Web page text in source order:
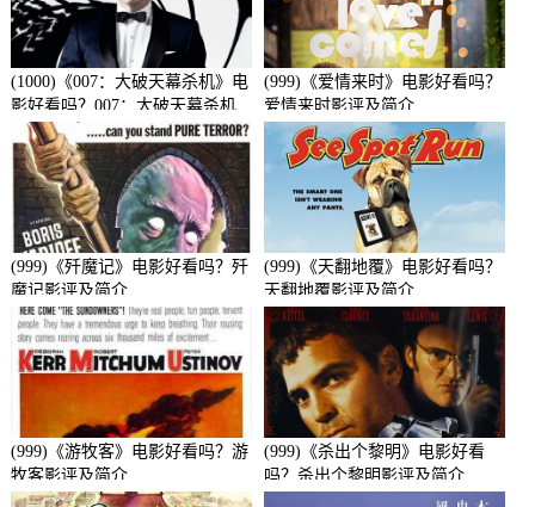
(1000)《007：大破天幕杀机》电
影好看吗？007：大破天幕杀机
影评及简介
(999)《爱情来时》电影好看吗？
爱情来时影评及简介
(999)《歼魔记》电影好看吗？歼
魔记影评及简介
(999)《天翻地覆》电影好看吗？
天翻地覆影评及简介
(999)《游牧客》电影好看吗？游
牧客影评及简介
(999)《杀出个黎明》电影好看
吗？杀出个黎明影评及简介